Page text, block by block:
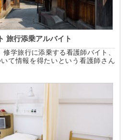
旅行添乗アルバイト
学旅行に添乗する看護師バイト、
て情報を得たいという看護師さん